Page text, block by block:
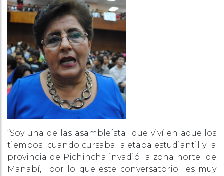
“Soy una de las asambleísta que viví en aquellos
tiempos cuando cursaba la etapa estudiantil y la
provincia de Pichincha invadió la zona norte de
Manabí, por lo que este conversatorio es muy